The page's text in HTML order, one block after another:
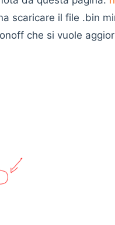
scaricare il file .bin
che si vuole
firmware